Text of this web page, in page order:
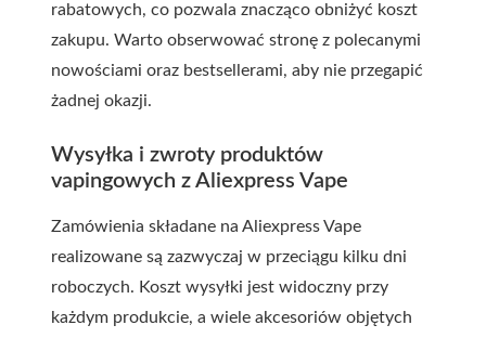
rabatowych, co pozwala znacząco obniżyć koszt
zakupu. Warto obserwować stronę z polecanymi
nowościami oraz bestsellerami, aby nie przegapić
żadnej okazji.
Wysyłka i zwroty produktów
vapingowych z Aliexpress Vape
Zamówienia składane na Aliexpress Vape
realizowane są zazwyczaj w przeciągu kilku dni
roboczych. Koszt wysyłki jest widoczny przy
każdym produkcie, a wiele akcesoriów objętych